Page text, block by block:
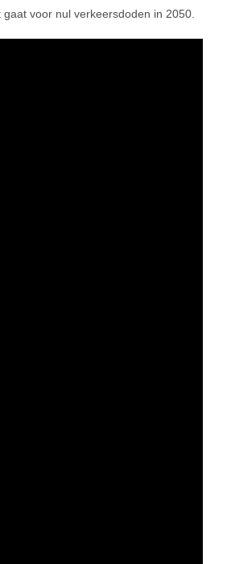
voor nul verkeersdoden in 2050.